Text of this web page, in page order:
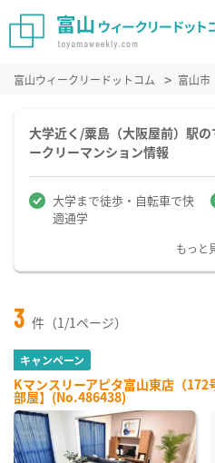
富山ウィークリードットコム 富山市
大学近く/粟島（大阪屋前）駅
ークリーマンション情報
大学まで徒歩・自転車で快
適通学
もっと
3 件（1/1ページ）
キャンペーン
Kマンスリーアピタ富山東店（172
部屋】(No.486438)